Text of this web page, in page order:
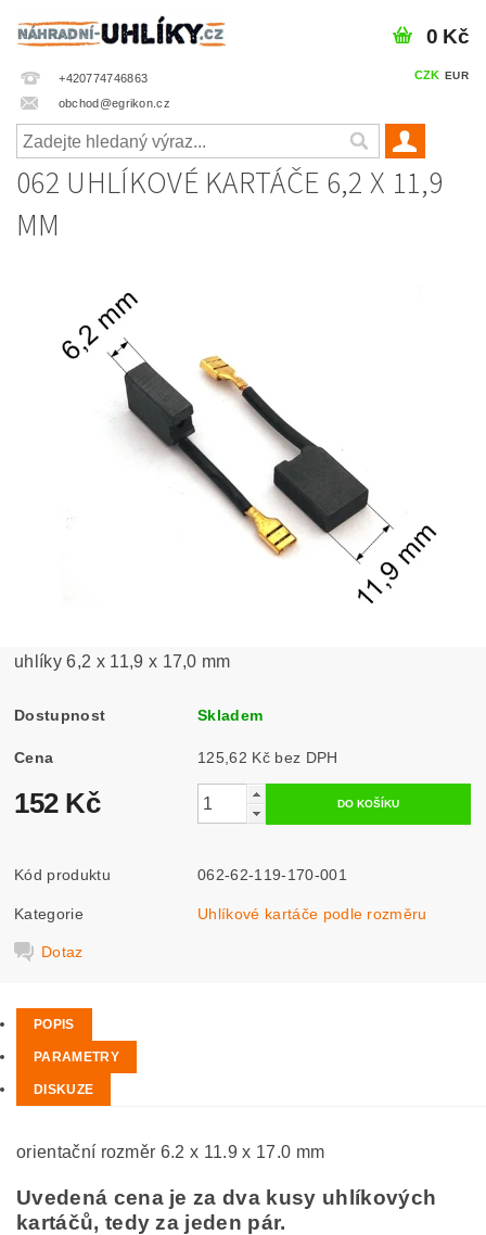
+420774746863
obchod@egrikon.cz
CZK EUR
0 Kč
062 UHLÍKOVÉ KARTÁČE 6,2 X 11,9
MM
uhlíky 6,2 x 11,9 x 17,0 mm
Dostupnost Skladem
Cena 125,62 Kč bez DPH
152 Kč
Kód produktu 062-62-119-170-001
Kategorie Uhlíkové kartáče podle rozměru
Dotaz
POPIS
PARAMETRY
DISKUZE
orientační rozměr 6.2 x 11.9 x 17.0 mm
Uvedená cena je za dva kusy uhlíkových
kartáčů, tedy za jeden pár.